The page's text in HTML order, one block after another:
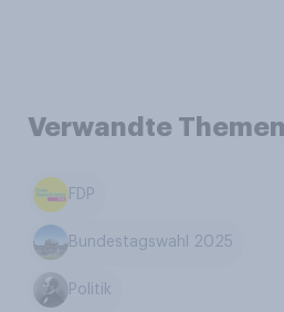
Verwandte Themen
FDP
Bundestagswahl 2025
Politik